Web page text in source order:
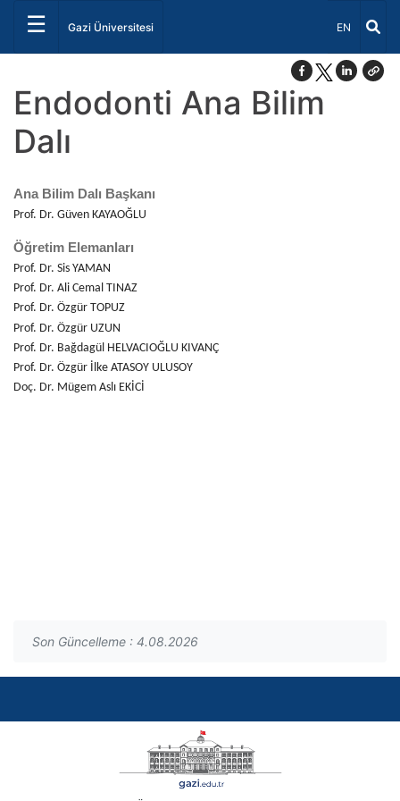
☰ Gazi Üniversitesi Dil Seçiniz
EN
Endodonti Ana Bilim
Dalı
Ana Bilim Dalı Başkanı
Prof. Dr. Güven KAYAOĞLU
Öğretim Elemanları
Prof. Dr. Sis YAMAN
Prof. Dr. Ali Cemal TINAZ
Prof. Dr. Özgür TOPUZ
Prof. Dr. Özgür UZUN
Prof. Dr. Bağdagül HELVACIOĞLU KIVANÇ
Prof. Dr. Özgür İlke ATASOY ULUSOY
Doç. Dr. Mügem Aslı EKİCİ
Son Güncelleme : 4.08.2026